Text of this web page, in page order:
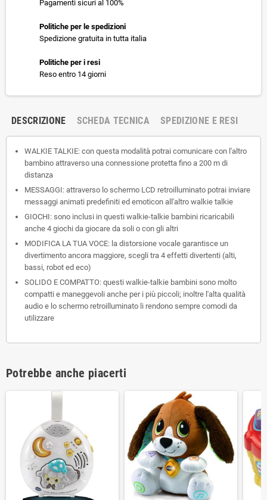
Pagamenti sicuri al 100%
Politiche per le spedizioni
Spedizione gratuita in tutta italia
Politiche per i resi
Reso entro 14 giorni
DESCRIZIONE SCHEDA TECNICA SPEDIZIONE E RESI
WALKIE TALKIE: con questa modalità potrai comunicare con l'altro
bambino attraverso una connessione protetta fino a 200 m di
distanza
MESSAGGI: attraverso lo schermo LCD retroilluminato potrai inviare
messaggi animati predefiniti ed emoticon all'altro walkie talkie
GIOCHI: sono inclusi in questi walkie-talkie bambini ricaricabili
anche 4 giochi da giocare da soli o con gli altri
MODIFICA LA TUA VOCE: la distorsione vocale garantisce un
divertimento ancora maggiore, scegli tra 4 effetti divertenti (alti,
bassi, robot ed eco)
SOLIDO E COMPATTO: questi walkie-talkie bambini sono molto
compatti e maneggevoli anche per i più piccoli; inoltre l'alta qualità
audio e lo schermo retroilluminato li rendono sempre comodi da
utilizzare
Potrebbe anche piacerti